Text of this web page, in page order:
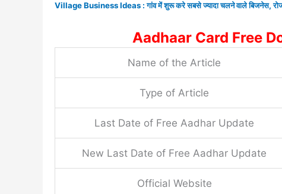
Village Business Ideas : गांव में शुरू करे सबसे ज्यादा चलने वाले बिजनेस,
Aadhaar Card Free
Name of the Article
Type of Article
Last Date of Free Aadhar Update
New Last Date of Free Aadhar Update
Official Website